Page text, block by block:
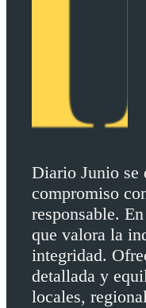
Diario Junio se
compromiso
responsable.
que valora la
integridad.
detallada y
locales,